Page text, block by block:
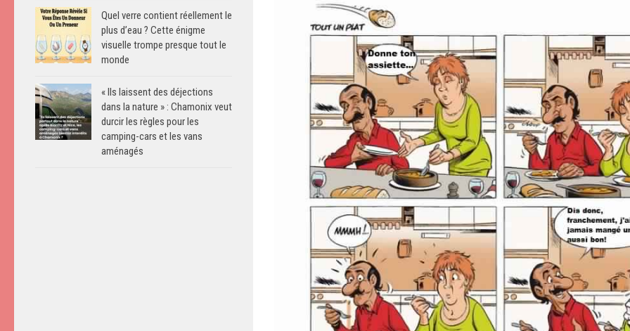
Quel verre contient réellement le
plus d’eau ? Cette énigme
visuelle trompe presque tout le
monde
« Ils laissent des déjections
dans la nature » : Chamonix veut
durcir les règles pour les
camping-cars et les vans
aménagés